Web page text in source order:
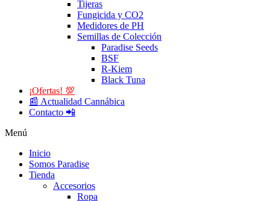
Tijeras
Fungicida y CO2
Medidores de PH
Semillas de Colección
Paradise Seeds
BSF
R-Kiem
Black Tuna
¡Ofertas! 💯
📰 Actualidad Cannábica
Contacto 📲
Menú
Inicio
Somos Paradise
Tienda
Accesorios
Ropa